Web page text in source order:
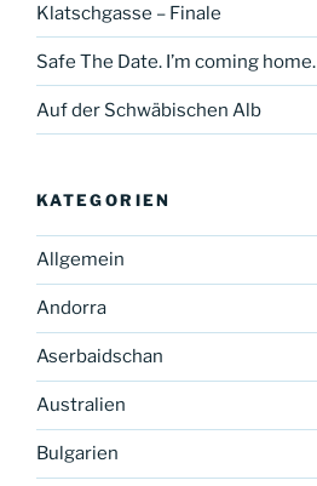
Klatschgasse – Finale
Safe The Date. I’m coming home.
Auf der Schwäbischen Alb
KATEGORIEN
Allgemein
Andorra
Aserbaidschan
Australien
Bulgarien